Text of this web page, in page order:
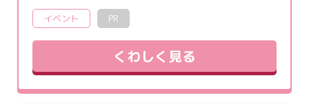
イベント PR
くわしく見る